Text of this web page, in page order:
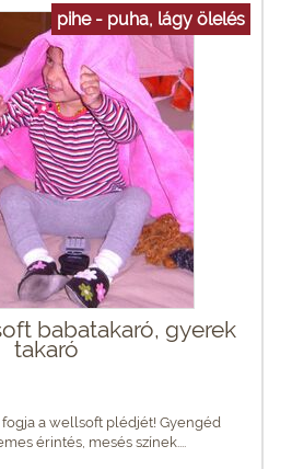
pihe - puha, lágy ölelés
babatakaró, gyerek
takaró
a wellsoft plédjét! Gyengéd
érintés, mesés színek....